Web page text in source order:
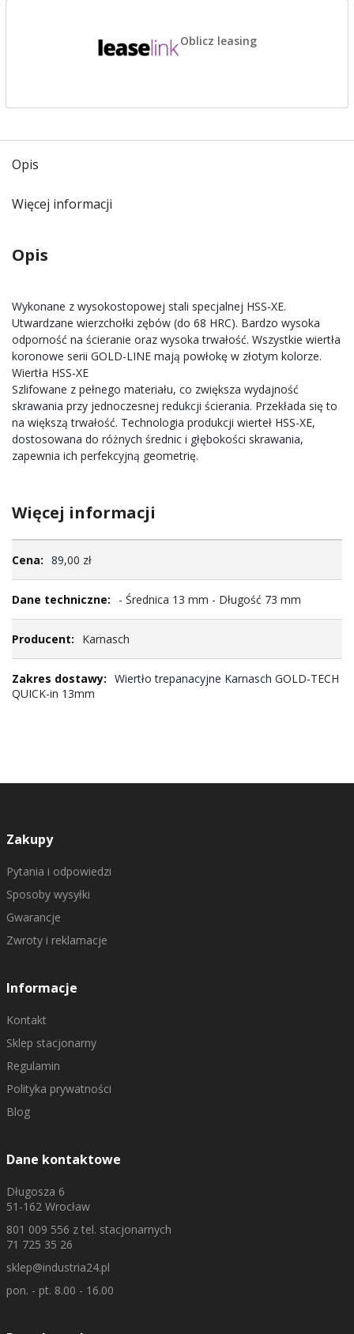
Oblicz leasing
Opis
Więcej informacji
Opis
Wykonane z wysokostopowej stali specjalnej HSS-XE.
Utwardzane wierzchołki zębów (do 68 HRC). Bardzo wysoka
odporność na ścieranie oraz wysoka trwałość. Wszystkie wiertła
koronowe serii GOLD-LINE mają powłokę w złotym kolorze.
Wiertła HSS-XE
Szlifowane z pełnego materiału, co zwiększa wydajność
skrawania przy jednoczesnej redukcji ścierania. Przekłada się to
na większą trwałość. Technologia produkcji wierteł HSS-XE,
dostosowana do różnych średnic i głębokości skrawania,
zapewnia ich perfekcyjną geometrię.
Więcej informacji
informacji89,00 zł
- Średnica 13 mm - Długość 73 mm
Karnasch
Wiertło trepanacyjne Karnasch GOLD-TECH
QUICK-in 13mm
Zakupy
Pytania i odpowiedzi
Sposoby wysyłki
Gwarancje
Zwroty i reklamacje
Informacje
Kontakt
Sklep stacjonarny
Regulamin
Polityka prywatności
Blog
Dane kontaktowe
Długosza 6
51-162 Wrocław
801 009 556 z tel. stacjonarnych
71 725 35 26
sklep@industria24.pl
pon. - pt. 8.00 - 16.00